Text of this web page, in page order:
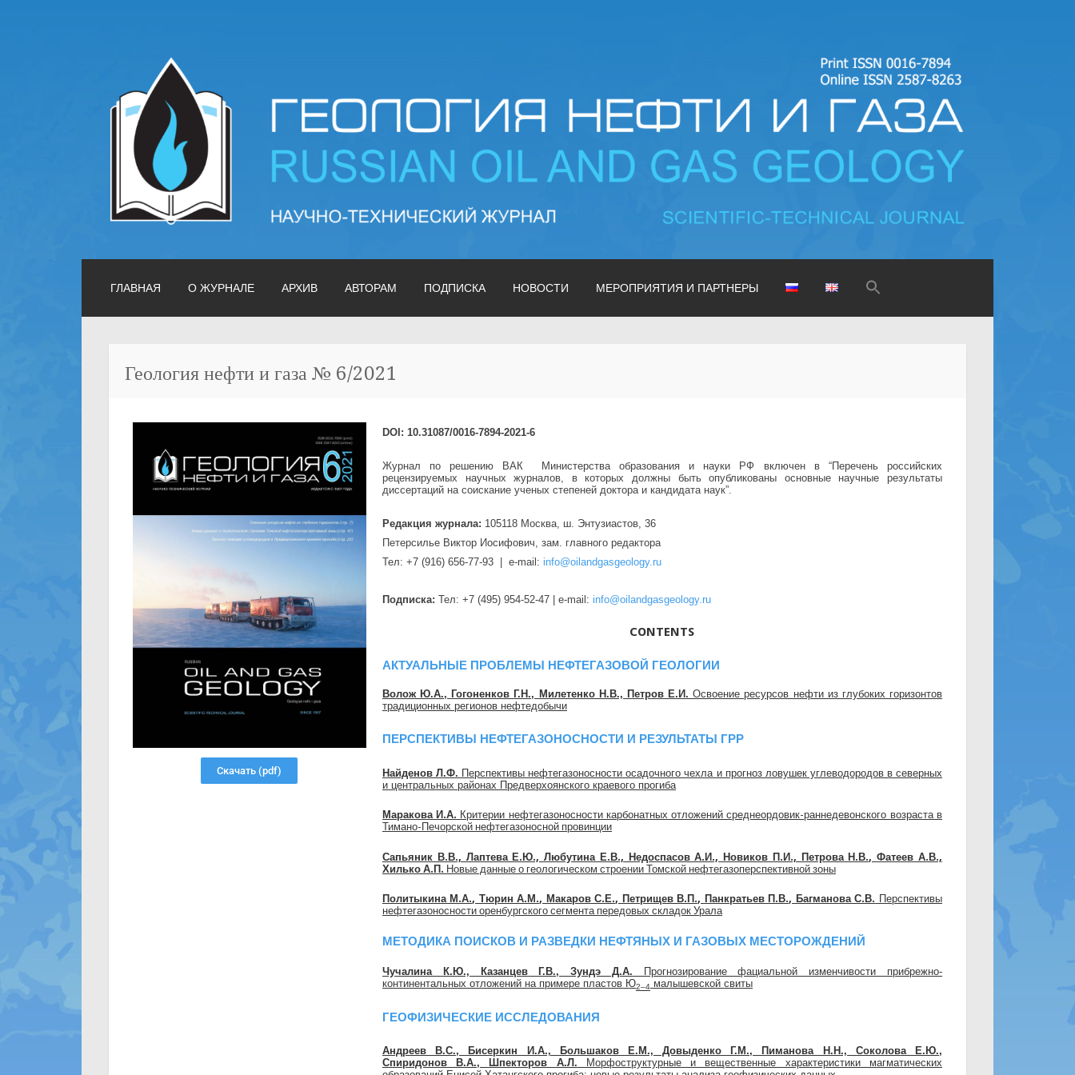
ГЛАВНАЯ О ЖУРНАЛЕ АРХИВ АВТОРАМ ПОДПИСКА НОВОСТИ МЕРОПРИЯТИЯ И ПАРТНЕРЫ
Геология нефти и газа № 6/2021
DOI: 10.31087/0016-7894-2021-6
Журнал по решению ВАК Министерства образования и науки РФ включен в “Перечень российских
рецензируемых научных журналов, в которых должны быть опубликованы основные научные результаты
диссертаций на соискание ученых степеней доктора и кандидата наук”.
Редакция журнала: 105118 Москва, ш. Энтузиастов, 36
Петерсилье Виктор Иосифович, зам. главного редактора
Тел: +7 (916) 656-77-93 | e-mail: info@oilandgasgeology.ru
Подписка: Тел: +7 (495) 954-52-47 | e-mail: info@oilandgasgeology.ru
CONTENTS
АКТУАЛЬНЫЕ ПРОБЛЕМЫ НЕФТЕГАЗОВОЙ ГЕОЛОГИИ
Волож Ю.А., Гогоненков Г.Н., Милетенко Н.В., Петров Е.И. Освоение ресурсов нефти из глубоких горизонтов
традиционных регионов нефтедобычи
ПЕРСПЕКТИВЫ НЕФТЕГАЗОНОСНОСТИ И РЕЗУЛЬТАТЫ ГРР
Найденов Л.Ф. Перспективы нефтегазоносности осадочного чехла и прогноз ловушек углеводородов в северных
и центральных районах Предверхоянского краевого прогиба
Маракова И.А. Критерии нефтегазоносности карбонатных отложений среднеордовик-раннедевонского возраста в
Тимано-Печорской нефтегазоносной провинции
Сапьяник В.В., Лаптева Е.Ю., Любутина Е.В., Недоспасов А.И., Новиков П.И., Петрова Н.В., Фатеев А.В.,
Хилько А.П. Новые данные о геологическом строении Томской нефтегазоперспективной зоны
Политыкина М.А., Тюрин А.М., Макаров С.Е., Петрищев В.П., Панкратьев П.В., Багманова С.В. Перспективы
нефтегазоносности оренбургского сегмента передовых складок Урала
МЕТОДИКА ПОИСКОВ И РАЗВЕДКИ НЕФТЯНЫХ И ГАЗОВЫХ МЕСТОРОЖДЕНИЙ
Чучалина К.Ю., Казанцев Г.В., Зундэ Д.А. Прогнозирование фациальной изменчивости прибрежно-
континентальных отложений на примере пластов Ю2–4 малышевской свиты
ГЕОФИЗИЧЕСКИЕ ИССЛЕДОВАНИЯ
Андреев В.С., Бисеркин И.А., Большаков Е.М., Довыденко Г.М., Пиманова Н.Н., Соколова Е.Ю.,
Спиридонов В.А., Шпекторов А.Л. Морфоструктурные и вещественные характеристики магматических
Скачать (pdf)